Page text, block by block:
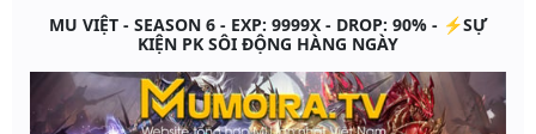
MU VIỆT - SEASON 6 - EXP: 9999X - DROP: 90% - ⚡️SỰ
KIỆN PK SÔI ĐỘNG HÀNG NGÀY